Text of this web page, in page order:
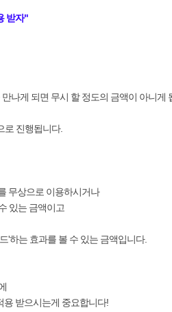
받자"
나게 되면 무시 할 정도의 금액이 아니게
로 진행됩니다.
무상으로 이용하시거나
있는 금액이고
'하는 효과를 볼 수 있는 금액입니다.
용 받으시는게 중요합니다!